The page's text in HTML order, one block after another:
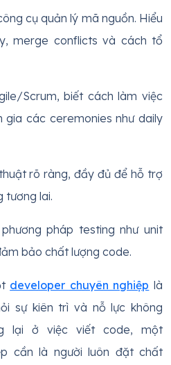
cụ quản lý mã nguồn. Hiểu
merge conflicts và cách tổ
Scrum, biết cách làm việc
các ceremonies như daily
rõ ràng, đầy đủ để hỗ trợ
tương lai.
pháp testing như unit
bảo chất lượng code.
developer chuyên nghiệp là
sự kiên trì và nỗ lực không
lại ở việc viết code, một
cần là người luôn đặt chất